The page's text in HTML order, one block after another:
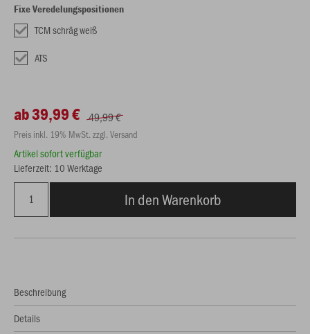
Fixe Veredelungspositionen
TCM schräg weiß
ATS
ab 39,99 € 49,99 €
Preis inkl. 19% MwSt. zzgl. Versand
Artikel sofort verfügbar
Lieferzeit: 10 Werktage
In den Warenkorb
Beschreibung
Details